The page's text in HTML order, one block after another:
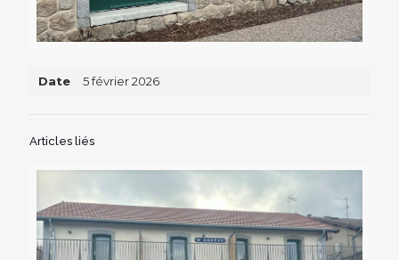
Date 5 février 2026
Articles liés